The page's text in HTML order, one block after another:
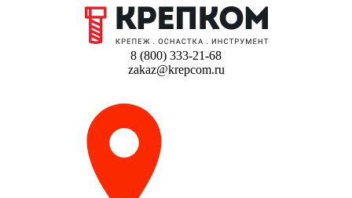
8 (800) 333-21-68
zakaz@krepcom.ru